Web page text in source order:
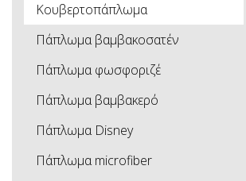
Κουβερτοπάπλωμα
Πάπλωμα βαμβακοσατέν
Πάπλωμα φωσφοριζέ
Πάπλωμα βαμβακερό
Πάπλωμα Disney
Πάπλωμα microfiber